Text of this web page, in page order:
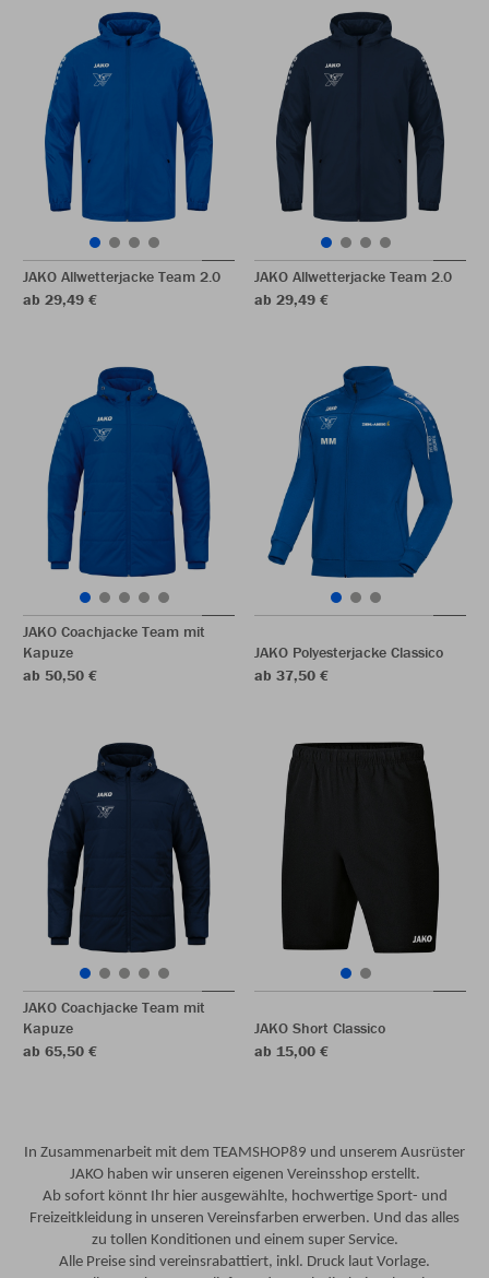
JAKO Allwetterjacke Team 2.0
ab 29,49 €
JAKO Allwetterjacke Team 2.0
ab 29,49 €
JAKO Coachjacke Team mit
Kapuze
ab 50,50 €
JAKO Polyesterjacke Classico
ab 37,50 €
JAKO Coachjacke Team mit
Kapuze
ab 65,50 €
JAKO Short Classico
ab 15,00 €
In Zusammenarbeit mit dem TEAMSHOP89 und unserem Ausrüster
JAKO haben wir unseren eigenen Vereinsshop erstellt.
Ab sofort könnt Ihr hier ausgewählte, hochwertige Sport- und
Freizeitkleidung in unseren Vereinsfarben erwerben. Und das alles
zu tollen Konditionen und einem super Service.
Alle Preise sind vereinsrabattiert, inkl. Druck laut Vorlage.